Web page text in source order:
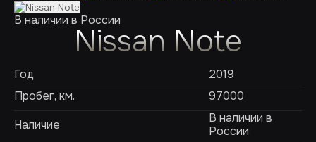
В наличии в России
Nissan Note
Год
2019
Пробег, км.
97000
Наличие
В наличии в
России